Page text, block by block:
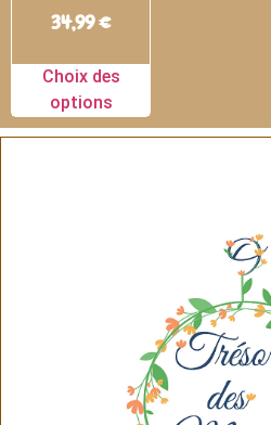
34,99€
Choix des
options